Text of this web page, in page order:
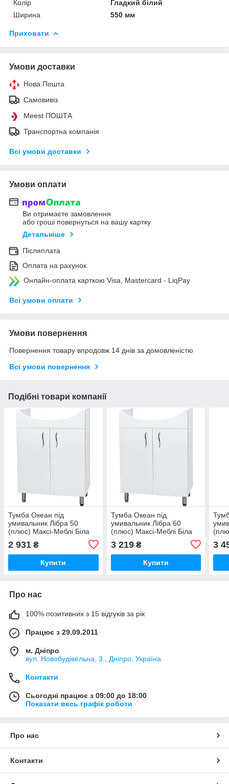
Колір
Гладкий білий
Ширина
550 мм
Приховати
Умови доставки
Нова Пошта
Самовивіз
Meest ПОШТА
Транспортна компанія
Всі умови доставки
Умови оплати
Ви отримаєте замовлення
або гроші повернуться на вашу картку
Детальніше
Післяплата
Оплата на рахунок
Онлайн-оплата карткою Visa, Mastercard - LiqPay
Всі умови оплати
Умови повернення
Повернення товару впродовж 14 днів за домовленістю
Всі умови повернення
Подібні товари компанії
Тумба Океан під
умивальник Лібра 50
(плюс) Максі-Меблі Біла
2 931 ₴
Купити
Тумба Океан під
умивальник Лібра 60
(плюс) Максі-Меблі Біла
3 219₴
Купити
3
Про нас
100% позитивних з 15 відгуків за рік
Працює з 29.09.2011
м. Дніпро
вул. Новобудівельна, 3 , Дніпро, Україна
Контакти
Сьогодні працює з 09:00 до 18:00
Показати весь графік роботи
Про нас
Контакти